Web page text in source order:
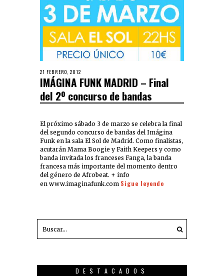
21 FEBRERO, 2012
IMÁGINA FUNK MADRID – Final
del 2º concurso de bandas
El próximo sábado 3 de marzo se celebra la final
del segundo concurso de bandas del Imágina
Funk en la sala El Sol de Madrid. Como finalistas,
acutarán Mama Boogie y Faith Keepers y como
banda invitada los franceses Fanga, la banda
francesa más importante del momento dentro
del género de Afrobeat. + info
en www.imaginafunk.com Sigue leyendo
DESTACADOS